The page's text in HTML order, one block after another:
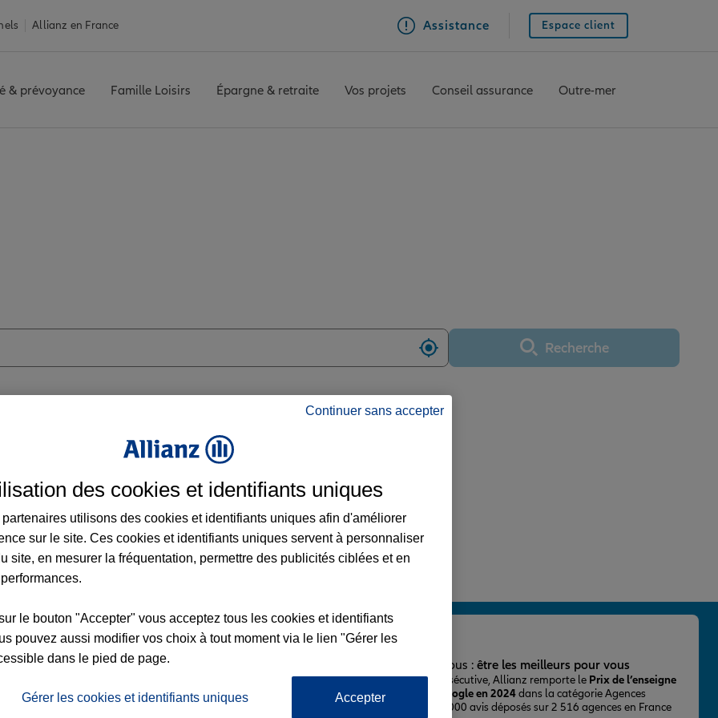
Allianz en France Assistance Espace client
& prévoyance Famille Loisirs Épargne & retraite Vos projets Conseil assurance Outre-mer
Utiliser ma positionRecherche
Voir l'agence
RODEZ
L'important pour nous : être les meilleurs pour vous
Pour la 2ème fois consécutive, Allianz remporte le Prix de l’enseigne
la mieux notée sur Google en 2024dans la catégorie Agences
d’Assurance, avec 43 000 avis déposés sur 2 516 agences en France
Continuer sans accepter
des cookies et identifiants uniques
partenaires utilisons des cookies et identifiants uniques afin d'améliorer
sur le site. Ces cookies et identifiants uniques servent à personnaliser
site, en mesurer la fréquentation, permettre des publicités ciblées et en
le bouton "Accepter" vous acceptez tous les cookies et identifiants
pouvez aussi modifier vos choix à tout moment via le lien "Gérer les
dans le pied de page.
Gérer les cookies et identifiants uniques Accepter